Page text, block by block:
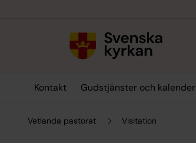
Kontakt Gudstjänster och kalender
Vetlanda pastorat Visitation